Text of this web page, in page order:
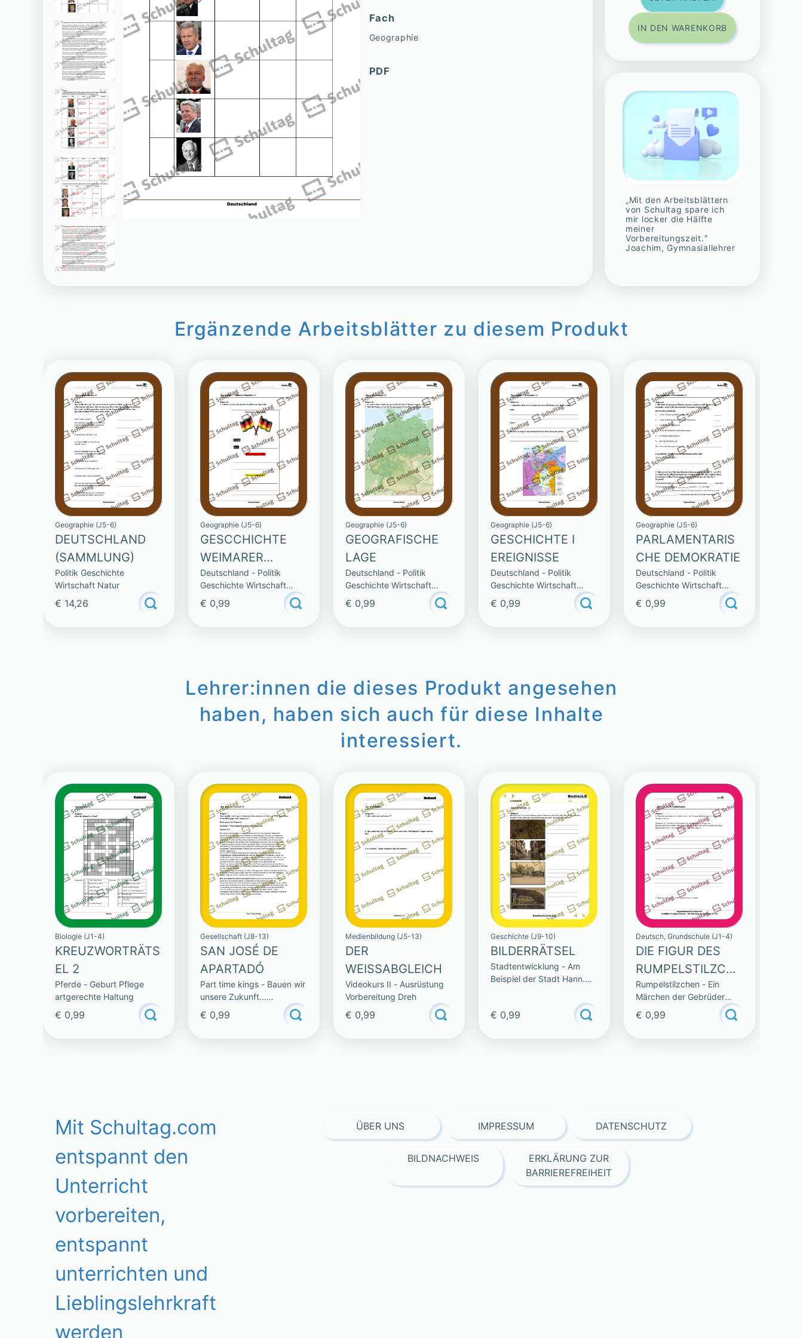
Fach
Geographie
PDF
IN DEN WARENKORB
„Mit den Arbeitsblättern
von Schultag spare ich
mir locker die Hälfte
meiner
Vorbereitungszeit.“
Joachim, Gymnasiallehrer
Ergänzende Arbeitsblätter zu diesem Produkt
Geographie (J5-6)
DEUTSCHLAND
(SAMMLUNG)
Politik Geschichte
Wirtschaft Natur
€ 14,26
Geographie (J5-6)
GESCCHICHTE
WEIMARER
REPUBLIK
Deutschland - Politik
Geschichte Wirtschaft
Natur
€ 0,99
Geographie (J5-6)
GEOGRAFISCHE
LAGE
Deutschland - Politik
Geschichte Wirtschaft
Natur
€ 0,99
Geographie (J5-6)
GESCHICHTE I
EREIGNISSE
Deutschland - Politik
Geschichte Wirtschaft
Natur
€ 0,99
Geographie (J5-6)
PARLAMENTARIS
CHE DEMOKRATIE
Deutschland - Politik
Geschichte Wirtschaft
Natur
€ 0,99
Lehrer:innen die dieses Produkt angesehen
haben, haben sich auch für diese Inhalte
interessiert.
Biologie (J1-4)
KREUZWORTRÄTS
EL 2
Pferde - Geburt Pflege
artgerechte Haltung
€ 0,99
Gesellschaft (J8-13)
SAN JOSÉ DE
APARTADÓ
Part time kings - Bauen wir
unsere Zukunft...
gemeinsam!
€ 0,99
Medienbildung (J5-13)
DER
WEISSABGLEICH
Videokurs II - Ausrüstung
Vorbereitung Dreh
€ 0,99
Geschichte (J9-10)
BILDERRÄTSEL
Stadtentwicklung - Am
Beispiel der Stadt Hann.
€ 0,99
Deutsch, Grundschule (J1-4)
DIE FIGUR DES
RUMPELSTILZCHE
N
Rumpelstilzchen - Ein
Märchen der Gebrüder
Grimm
€ 0,99
Mit Schultag.com
entspannt den
Unterricht
vorbereiten,
entspannt
unterrichten und
Lieblingslehrkraft
werden
ÜBER UNS IMPRESSUM DATENSCHUTZ
BILDNACHWEIS
ERKLÄRUNG ZUR
BARRIEREFREIHEIT